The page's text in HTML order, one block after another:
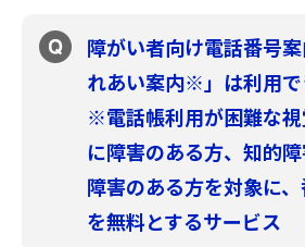
障がい者向け電話番号
れあい案内※」は利用で
※電話帳利用が困難な
に障害のある方、知的
障害のある方を対象に
を無料とするサービス